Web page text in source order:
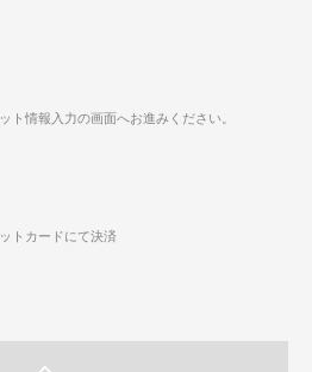
ト情報入力の画面へお進みください。
トカードにて決済